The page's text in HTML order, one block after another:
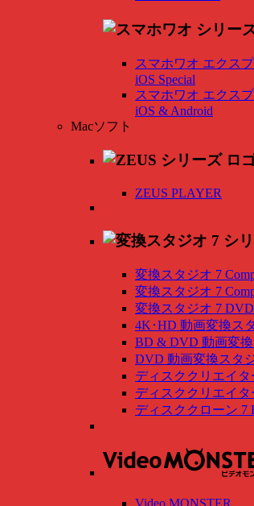
スマホワオ エクス
iOS Special
スマホワオ エクス
iOS & Android
Macソフト
ZEUS PLAYER
変換スタジオ 7
変換スタジオ 7
変換スタジオ 7
4K･HD 動画変換ス
BD & DVD 動画変
DVD 動画変換スタ
ディスククリエイ
ディスククリエイ
ディスククローン 7
Video MONSTER